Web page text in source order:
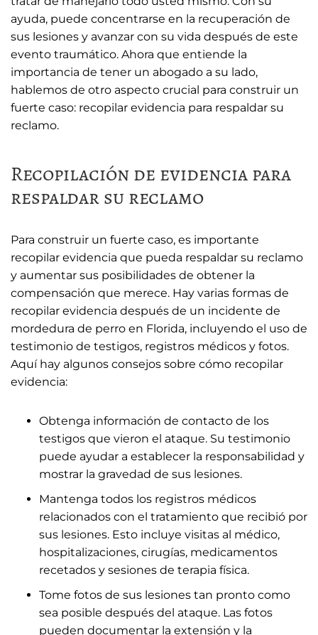
ayuda, puede concentrarse en la recuperación de
sus lesiones y avanzar con su vida después de este
evento traumático. Ahora que entiende la
importancia de tener un abogado a su lado,
hablemos de otro aspecto crucial para construir un
fuerte caso: recopilar evidencia para respaldar su
reclamo.
Recopilación de evidencia para
respaldar su reclamo
Para construir un fuerte caso, es importante
recopilar evidencia que pueda respaldar su reclamo
y aumentar sus posibilidades de obtener la
compensación que merece. Hay varias formas de
recopilar evidencia después de un incidente de
mordedura de perro en Florida, incluyendo el uso de
testimonio de testigos, registros médicos y fotos.
Aquí hay algunos consejos sobre cómo recopilar
evidencia:
Obtenga información de contacto de los
testigos que vieron el ataque. Su testimonio
puede ayudar a establecer la responsabilidad y
mostrar la gravedad de sus lesiones.
Mantenga todos los registros médicos
relacionados con el tratamiento que recibió por
sus lesiones. Esto incluye visitas al médico,
hospitalizaciones, cirugías, medicamentos
recetados y sesiones de terapia física.
Tome fotos de sus lesiones tan pronto como
sea posible después del ataque. Las fotos
pueden documentar la extensión y la